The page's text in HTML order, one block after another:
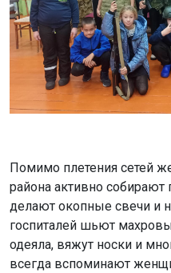
Помимо плетения сетей
района активно
делают окопные свечи и
госпиталей шьют
одеяла, вяжут носки и
всегда вспоминают